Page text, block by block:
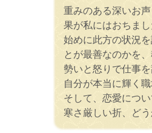
重みのある深いお
果が私にはおちまし
始めに此方の状況
とが最善なのかを
勢いと怒りで仕事
自分が本当に輝く
そして、恋愛につ
寒さ厳しい折、ど